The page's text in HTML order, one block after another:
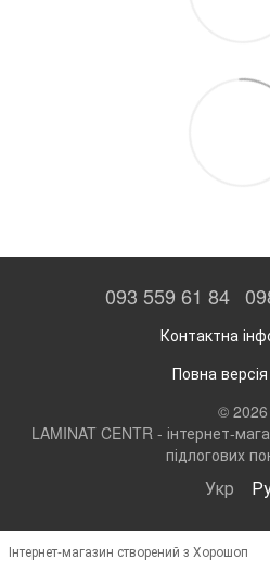
093 559 61 84
Контактна
Повна
© 2026
LAMINAT CENTR - інтернет-
підлогових
Укр
Інтернет-магазин створений з Хорошоп